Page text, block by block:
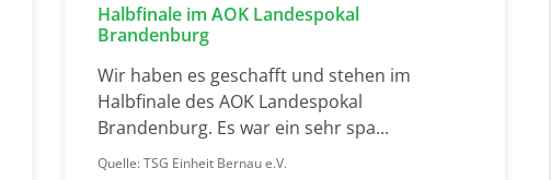
Halbfinale im AOK Landespokal
Brandenburg
Wir haben es geschafft und stehen im
Halbfinale des AOK Landespokal
Brandenburg. Es war ein sehr spa...
Quelle: TSG Einheit Bernau e.V.